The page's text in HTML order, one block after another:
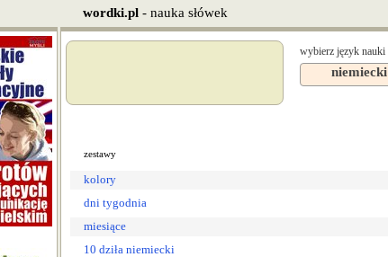
wordki.pl - nauka słówek
wybierz język nauki
niemiecki
zestawy
kolory
dni tygodnia
miesiące
10 dziła niemiecki